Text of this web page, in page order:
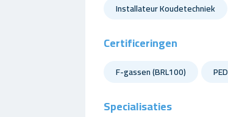
Installateur Koudetechniek
Certificeringen
F-gassen (BRL100) PED
Specialisaties